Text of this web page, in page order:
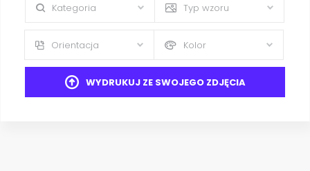
Kategoria Typ wzoru
Orientacja Kolor
WYDRUKUJ ZE SWOJEGO ZDJĘCIA